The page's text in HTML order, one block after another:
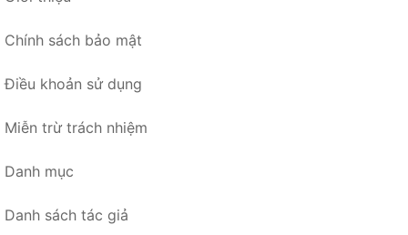
Chính sách bảo mật
Điều khoản sử dụng
Miễn trừ trách nhiệm
Danh mục
Danh sách tác giả